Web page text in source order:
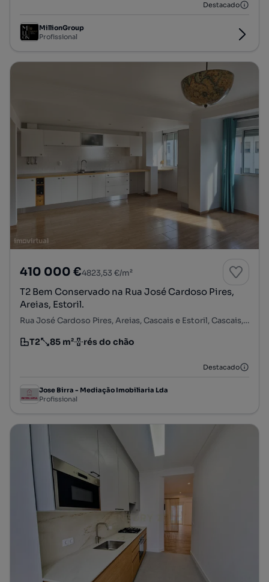
Destacado
MillionGroup
Profissional
410 000 €4823,53 €/m²
T2 Bem Conservado na Rua José Cardoso Pires,
Areias, Estoril.
Rua José Cardoso Pires, Areias, Cascais e Estoril, Cascais, Lisboa
Tipologia
T2
Preço por metro quadrado
85 m²
Andar rés do chão
Destacado
Jose Birra - Mediação Imobiliaria Lda
Profissional